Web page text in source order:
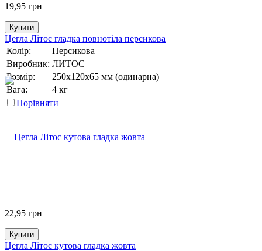
19,95 грн
Купити
Цегла Літос гладка повнотіла персикова
Колір:
Персикова
Виробник: ЛИТОС
Розмір:
250х120х65 мм (одинарна)
Вага:
4 кг
Порівняти
22,95 грн
Купити
Цегла Літос кутова гладка жовта